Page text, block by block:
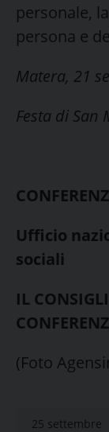
personale,
persona e
Matera, 21
Festa di San
Ufficio
sociali
IL
(Foto
25 settembre